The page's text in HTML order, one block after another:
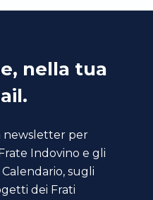
nella tua
newsletter per
Indovino e gli
sugli
dei Frati